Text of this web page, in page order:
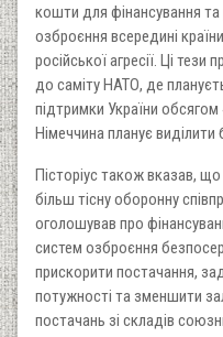
кошти для фінансування
озброєння всередині
російської агресії. Ці тези
до саміту НАТО, де
підтримки України обсягом
Німеччина планує виділити
Пісторіус також вказав,
більш тісну оборонну
оголошував про
систем озброєння
прискорити постачання,
потужності та зменшити
постачань зі складів